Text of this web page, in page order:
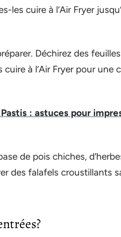
cuire à l’Air Fryer
Déchirez des
à l’Air Fryer pour une
: astuces pour
de pois chiches,
des falafels croustillants